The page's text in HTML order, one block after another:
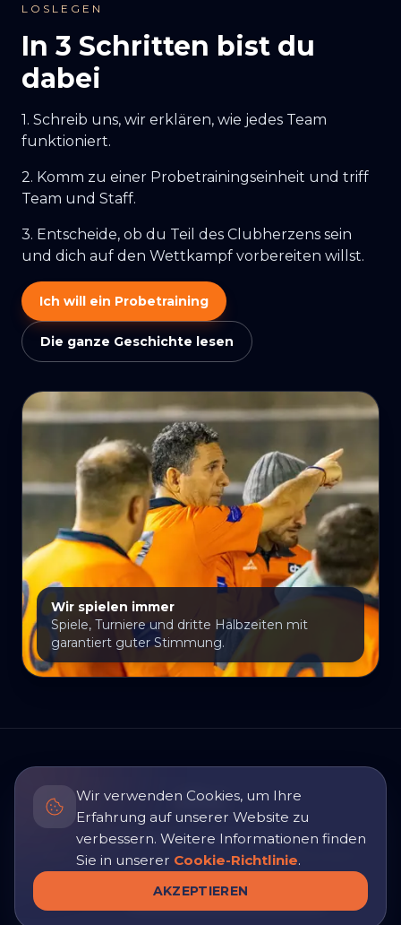
LOSLEGEN
In 3 Schritten bist du
dabei
1. Schreib uns, wir erklären, wie jedes Team
funktioniert.
2. Komm zu einer Probetrainingseinheit und triff
Team und Staff.
3. Entscheide, ob du Teil des Clubherzens sein
und dich auf den Wettkampf vorbereiten willst.
Ich will ein Probetraining
Die ganze Geschichte lesen
Wir spielen immer
Spiele, Turniere und dritte Halbzeiten mit
garantiert guter Stimmung.
Catalònia HC · Papis & Mamis
FAMILIE, WETTBEWERB UND FREUNDSCHAFT
Zurück zur Hauptseite
CA ES EN FR
Wir verwenden Cookies, um Ihre
Erfahrung auf unserer Website zu
verbessern. Weitere Informationen finden
Sie in unserer Cookie-Richtlinie.
AKZEPTIEREN